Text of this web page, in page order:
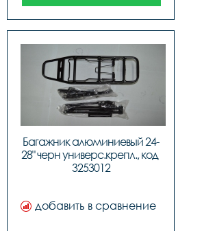
Багажник алюминиевый 24-
28" черн универс.крепл., код
3253012
добавить в сравнение